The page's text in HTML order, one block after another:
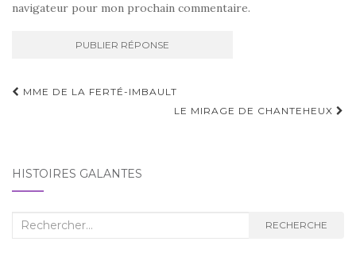
navigateur pour mon prochain commentaire.
Navigation
MME DE LA FERTÉ-IMBAULT
LE MIRAGE DE CHANTEHEUX
HISTOIRES GALANTES
Recherche
RECHERCHE